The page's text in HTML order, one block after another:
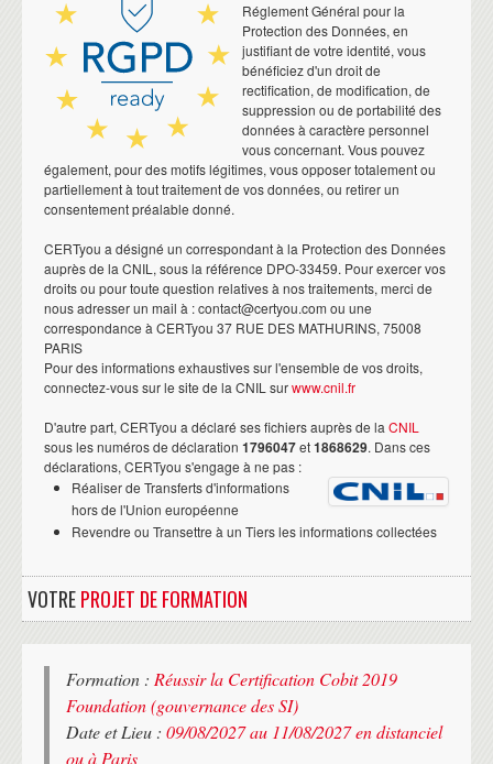
Réglement Général pour la
Protection des Données, en
justifiant de votre identité, vous
bénéficiez d'un droit de
rectification, de modification, de
suppression ou de portabilité des
données à caractère personnel
vous concernant. Vous pouvez
également, pour des motifs légitimes, vous opposer totalement ou
partiellement à tout traitement de vos données, ou retirer un
consentement préalable donné.
CERTyou a désigné un correspondant à la Protection des Données
auprès de la CNIL, sous la référence DPO-33459. Pour exercer vos
droits ou pour toute question relatives à nos traitements, merci de
nous adresser un mail à : contact@certyou.com ou une
correspondance à CERTyou 37 RUE DES MATHURINS, 75008
PARIS
Pour des informations exhaustives sur l'ensemble de vos droits,
connectez-vous sur le site de la CNIL surwww.cnil.fr
D'autre part, CERTyou a déclaré ses fichiers auprès de la CNIL
sous les numéros de déclaration 1796047et1868629. Dans ces
déclarations, CERTyou s'engage à ne pas :
Réaliser de Transferts d'informations
hors de l'Union européenne
Revendre ou Transettre à un Tiers les informations collectées
VOTREPROJET DE FORMATION
Formation : Réussir la Certification Cobit 2019
Foundation (gouvernance des SI)
Date et Lieu : 09/08/2027 au 11/08/2027 en distanciel
ou à Paris